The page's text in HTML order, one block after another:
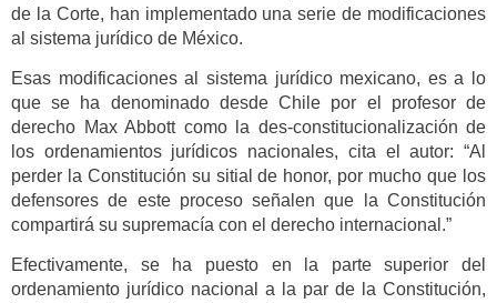
de la Corte, han implementado una serie de modificaciones
al sistema jurídico de México.
Esas modificaciones al sistema jurídico mexicano, es a lo
que se ha denominado desde Chile por el profesor de
derecho Max Abbott como la des-constitucionalización de
los ordenamientos jurídicos nacionales, cita el autor: “Al
perder la Constitución su sitial de honor, por mucho que los
defensores de este proceso señalen que la Constitución
compartirá su supremacía con el derecho internacional.”
Efectivamente, se ha puesto en la parte superior del
ordenamiento jurídico nacional a la par de la Constitución,